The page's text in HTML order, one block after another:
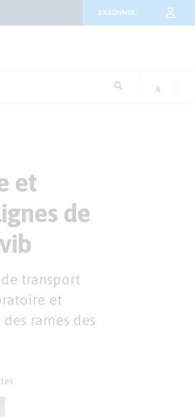
S'ABONNER
et
de
transport
et
rames des